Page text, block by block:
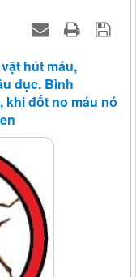
hút máu,
dục. Bình
đốt no máu nó